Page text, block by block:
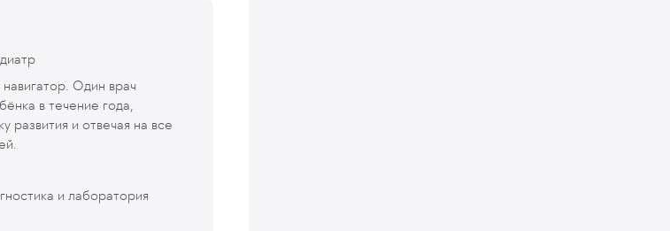
Один врач
в течение года,
развития и отвечая на все
и лаборатория